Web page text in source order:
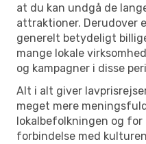
at du kan undgå de
attraktioner. Derudover
generelt betydeligt
mange lokale
og kampagner i disse
Alt i alt giver
meget mere
lokalbefolkningen og
forbindelse med